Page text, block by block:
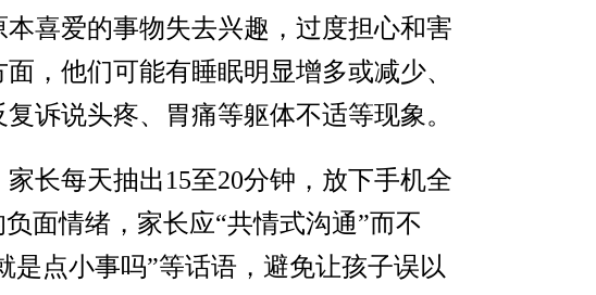
喜爱的事物失去兴趣，过度担心和害
，他们可能有睡眠明显增多或减少、
诉说头疼、胃痛等躯体不适等现象。
长每天抽出15至20分钟，放下手机全
面情绪，家长应“共情式沟通”而不
是点小事吗”等话语，避免让孩子误以